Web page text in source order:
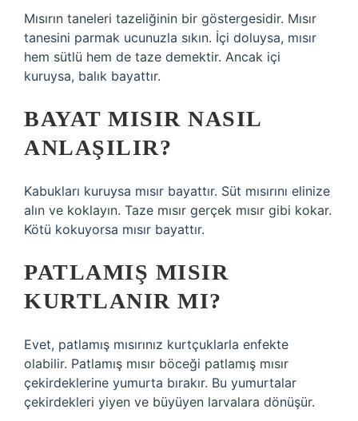
Mısırın taneleri tazeliğinin bir göstergesidir. Mısır
tanesini parmak ucunuzla sıkın. İçi doluysa, mısır
hem sütlü hem de taze demektir. Ancak içi
kuruysa, balık bayattır.
BAYAT MISIR NASIL
ANLAŞILIR?
Kabukları kuruysa mısır bayattır. Süt mısırını elinize
alın ve koklayın. Taze mısır gerçek mısır gibi kokar.
Kötü kokuyorsa mısır bayattır.
PATLAMIŞ MISIR
KURTLANIR MI?
Evet, patlamış mısırınız kurtçuklarla enfekte
olabilir. Patlamış mısır böceği patlamış mısır
çekirdeklerine yumurta bırakır. Bu yumurtalar
çekirdekleri yiyen ve büyüyen larvalara dönüşür.